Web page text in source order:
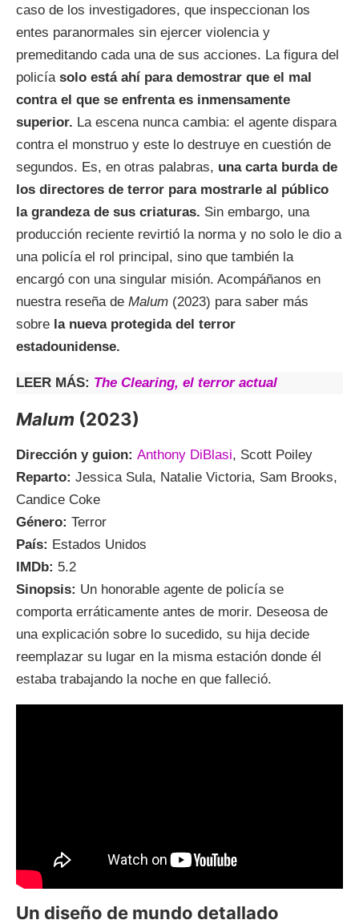
caso de los investigadores, que inspeccionan los
entes paranormales sin ejercer violencia y
premeditando cada una de sus acciones. La figura del
policía solo está ahí para demostrar que el mal
contra el que se enfrenta es inmensamente
superior. La escena nunca cambia: el agente dispara
contra el monstruo y este lo destruye en cuestión de
segundos. Es, en otras palabras, una carta burda de
los directores de terror para mostrarle al público
la grandeza de sus criaturas. Sin embargo, una
producción reciente revirtió la norma y no solo le dio a
una policía el rol principal, sino que también la
encargó con una singular misión. Acompáñanos en
nuestra reseña de Malum (2023) para saber más
sobre la nueva protegida del terror
estadounidense.
LEER MÁS: The Clearing, el terror actual
Malum (2023)
Dirección y guion: Anthony DiBlasi, Scott Poiley
Reparto: Jessica Sula, Natalie Victoria, Sam Brooks,
Candice Coke
Género: Terror
País: Estados Unidos
IMDb: 5.2
Sinopsis: Un honorable agente de policía se
comporta erráticamente antes de morir. Deseosa de
una explicación sobre lo sucedido, su hija decide
reemplazar su lugar en la misma estación donde él
estaba trabajando la noche en que falleció.
Un diseño de mundo detallado